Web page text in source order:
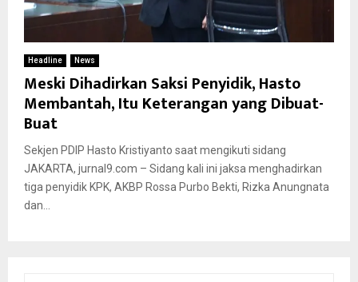
Headline News
Meski Dihadirkan Saksi Penyidik, Hasto
Membantah, Itu Keterangan yang Dibuat-
Buat
Sekjen PDIP Hasto Kristiyanto saat mengikuti sidang
JAKARTA, jurnal9.com – Sidang kali ini jaksa menghadirkan
tiga penyidik KPK, AKBP Rossa Purbo Bekti, Rizka Anungnata
dan...